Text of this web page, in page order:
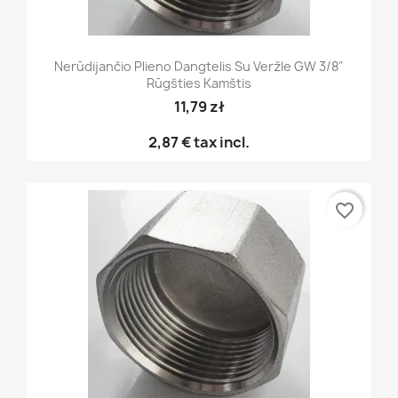
Nerūdijančio Plieno Dangtelis Su Veržle GW 3/8"
Rūgšties Kamštis
11,79 zł
2,87 €tax incl.
favorite_border